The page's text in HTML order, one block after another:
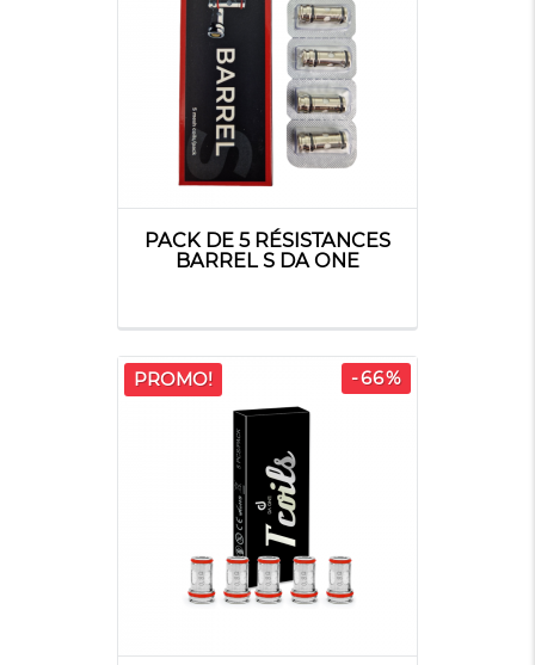
PACK DE 5 RÉSISTANCES
BARREL S DA ONE
PROMO! -66%